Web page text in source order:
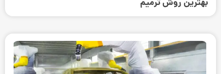
بهترین روش ترمیم